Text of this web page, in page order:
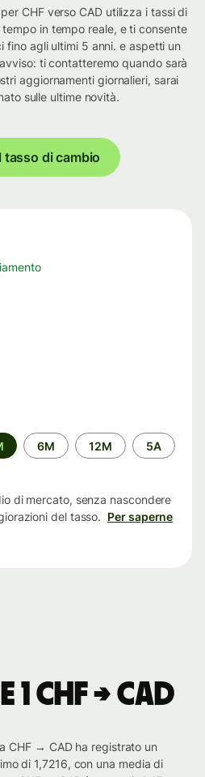
CHF verso CAD utilizza i tassi di
in tempo reale, e ti consente
fino agli ultimi 5 anni. e aspetti un
ti contatteremo quando sarà
aggiornamenti giornalieri, sarai
sulle ultime novità.
tasso di cambio
6M 12M 5A
di mercato, senza nascondere
del tasso. Per saperne
CHF → CAD
CHF → CAD ha registrato un
di 1,7216, con una media di